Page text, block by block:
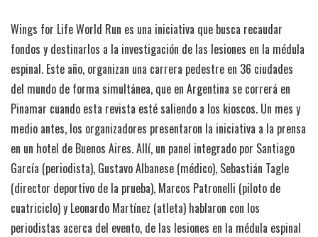
Wings for Life World Run es una iniciativa que busca recaudar
fondos y destinarlos a la investigación de las lesiones en la médula
espinal. Este año, organizan una carrera pedestre en 36 ciudades
del mundo de forma simultánea, que en Argentina se correrá en
Pinamar cuando esta revista esté saliendo a los kioscos. Un mes y
medio antes, los organizadores presentaron la iniciativa a la prensa
en un hotel de Buenos Aires. Allí, un panel integrado por Santiago
García (periodista), Gustavo Albanese (médico), Sebastián Tagle
(director deportivo de la prueba), Marcos Patronelli (piloto de
cuatriciclo) y Leonardo Martínez (atleta) hablaron con los
periodistas acerca del evento, de las lesiones en la médula espinal